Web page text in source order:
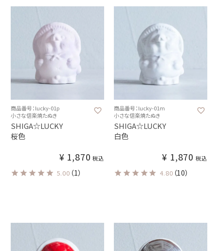
商品番号：lucky-01p
小さな信楽焼たぬき
SHIGA☆LUCKY
桜色
¥ 1,870 税込
5.00 （1）
商品番号：lucky-01m
小さな信楽焼たぬき
SHIGA☆LUCKY
白色
¥ 1,870 税込
4.80 （10）